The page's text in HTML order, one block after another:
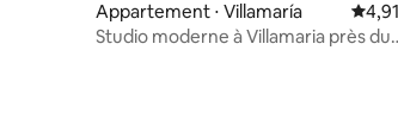
Appartement ⋅ Villamaría
Studio moderne à Villamaria près du